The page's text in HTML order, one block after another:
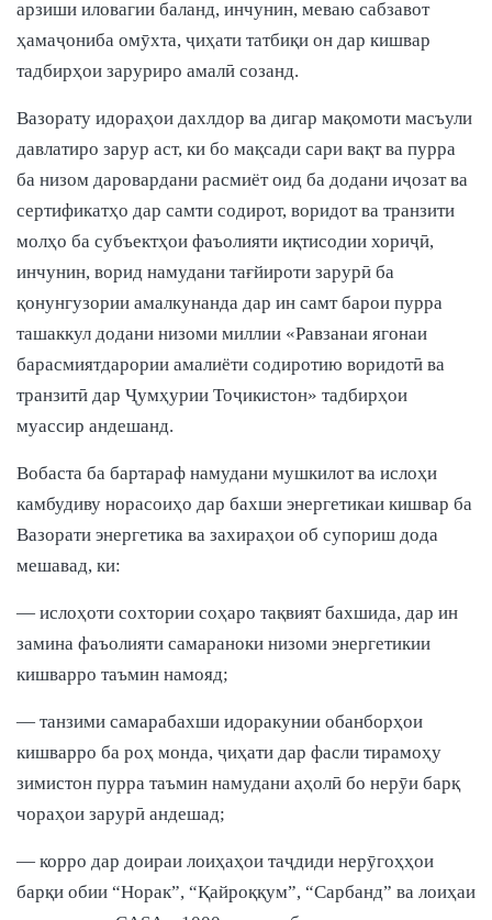
арзиши иловагии баланд, инчунин, меваю сабзавот
ҳамаҷониба омӯхта, ҷиҳати татбиқи он дар кишвар
тадбирҳои заруриро амалӣ созанд.
Вазорату идораҳои дахлдор ва дигар мақомоти масъули
давлатиро зарур аст, ки бо мақсади сари вақт ва пурра
ба низом даровардани расмиёт оид ба додани иҷозат ва
сертификатҳо дар самти содирот, воридот ва транзити
молҳо ба субъектҳои фаъолияти иқтисодии хориҷӣ,
инчунин, ворид намудани тағйироти зарурӣ ба
қонунгузории амалкунанда дар ин самт барои пурра
ташаккул додани низоми миллии «Равзанаи ягонаи
барасмиятдарории амалиёти содиротию воридотӣ ва
транзитӣ дар Ҷумҳурии Тоҷикистон» тадбирҳои
муассир андешанд.
Вобаста ба бартараф намудани мушкилот ва ислоҳи
камбудиву норасоиҳо дар бахши энергетикаи кишвар ба
Вазорати энергетика ва захираҳои об супориш дода
мешавад, ки:
— ислоҳоти сохтории соҳаро тақвият бахшида, дар ин
замина фаъолияти самараноки низоми энергетикии
кишварро таъмин намояд;
— танзими самарабахши идоракунии обанборҳои
кишварро ба роҳ монда, ҷиҳати дар фасли тирамоҳу
зимистон пурра таъмин намудани аҳолӣ бо нерӯи барқ
чораҳои зарурӣ андешад;
— корро дар доираи лоиҳаҳои таҷдиди нерӯгоҳҳои
барқи обии “Норак”, “Қайроққум”, “Сарбанд” ва лоиҳаи